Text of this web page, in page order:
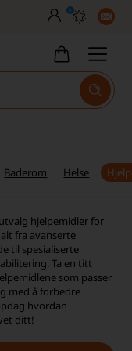
0
Baderom Helse
hjelpemidler for
fra avanserte
til spesialiserte
Ta en titt
som passer
med å forbedre
hvordan
ditt!